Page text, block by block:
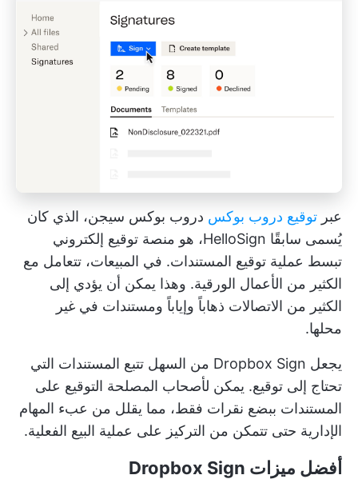
عبر توقيع دروب بوكس دروب بوكس سيجن، الذي كان
يُسمى سابقًا HelloSign، هو منصة توقيع إلكتروني
تبسط عملية توقيع المستندات. في المبيعات، تتعامل مع
الكثير من الأعمال الورقية. وهذا يمكن أن يؤدي إلى
الكثير من الاتصالات ذهاباً وإياباً ومستندات في غير
محلها.
يجعل Dropbox Sign من السهل تتبع المستندات التي
تحتاج إلى توقيع. يمكن لأصحاب المصلحة التوقيع على
المستندات ببضع نقرات فقط، مما يقلل من عبء المهام
الإدارية حتى تتمكن من التركيز على عملية البيع الفعلية.
أفضل ميزات Dropbox Sign